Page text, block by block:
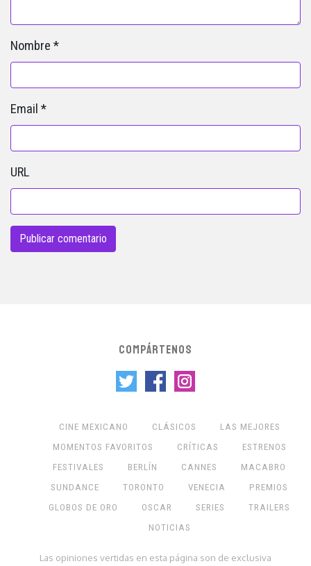
Nombre *
Email *
URL
COMPÁRTENOS
CINE MEXICANO CLÁSICOS
LAS MEJORES
MOMENTOS FAVORITOS
CRÍTICAS
ESTRENOS
FESTIVALES
BERLÍN CANNES
MACABRO
SUNDANCE
TORONTO VENECIA
PREMIOS
GLOBOS DE ORO
OSCAR SERIES
TRAILERS
NOTICIAS
Las opiniones vertidas en esta página son de exclusiva